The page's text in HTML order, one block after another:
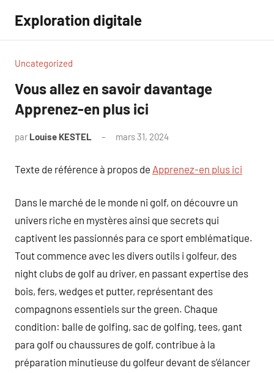
contenu
Exploration digitale
Uncategorized
Vous allez en savoir davantage
Apprenez-en plus ici
par Louise KESTEL mars 31, 2024
Texte de référence à propos de Apprenez-en plus ici
Dans le marché de le monde ni golf, on découvre un
univers riche en mystères ainsi que secrets qui
captivent les passionnés para ce sport emblématique.
Tout commence avec les divers outils i golfeur, des
night clubs de golf au driver, en passant expertise des
bois, fers, wedges et putter, représentant des
compagnons essentiels sur the green. Chaque
condition: balle de golfing, sac de golfing, tees, gant
para golf ou chaussures de golf, contribue à la
préparation minutieuse du golfeur devant de s’élancer